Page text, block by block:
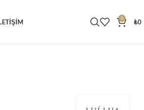
0 ₺0